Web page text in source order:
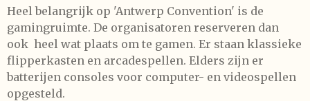
Heel belangrijk op 'Antwerp Convention' is de
gamingruimte. De organisatoren reserveren dan
ook heel wat plaats om te gamen. Er staan klassieke
flipperkasten en arcadespellen. Elders zijn er
batterijen consoles voor computer- en videospellen
opgesteld.